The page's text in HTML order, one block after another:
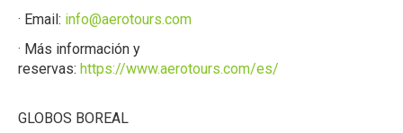
· Email: info@aerotours.com
· Más información y
reservas: https://www.aerotours.com/es/
GLOBOS BOREAL